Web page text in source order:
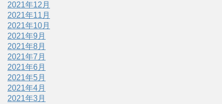
2021年12月
2021年11月
2021年10月
2021年9月
2021年8月
2021年7月
2021年6月
2021年5月
2021年4月
2021年3月